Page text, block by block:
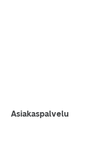
Asiakaspalvelu